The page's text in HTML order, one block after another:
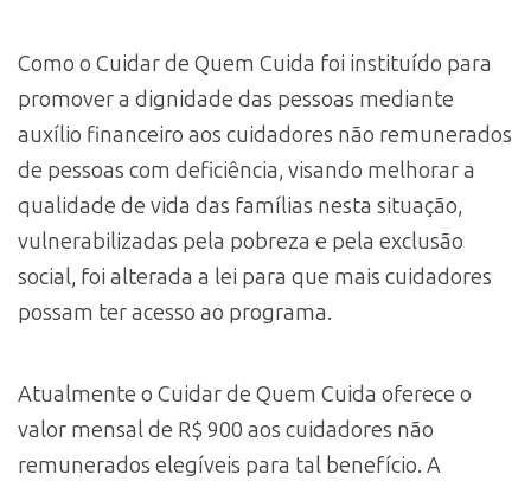
Como o Cuidar de Quem Cuida foi instituído para
promover a dignidade das pessoas mediante
auxílio financeiro aos cuidadores não remunerados
de pessoas com deficiência, visando melhorar a
qualidade de vida das famílias nesta situação,
vulnerabilizadas pela pobreza e pela exclusão
social, foi alterada a lei para que mais cuidadores
possam ter acesso ao programa.
Atualmente o Cuidar de Quem Cuida oferece o
valor mensal de R$ 900 aos cuidadores não
remunerados elegíveis para tal benefício. A